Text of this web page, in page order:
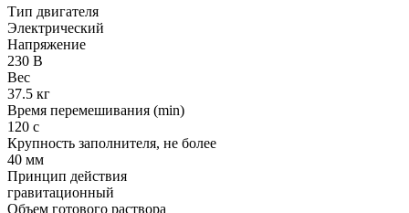
Тип двигателя
Электрический
Напряжение
230 В
Вес
37.5 кг
Время перемешивания (min)
120 с
Крупность заполнителя, не более
40 мм
Принцип действия
гравитационный
Объем готового раствора